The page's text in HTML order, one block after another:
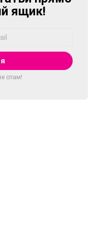
ящик!
спам!